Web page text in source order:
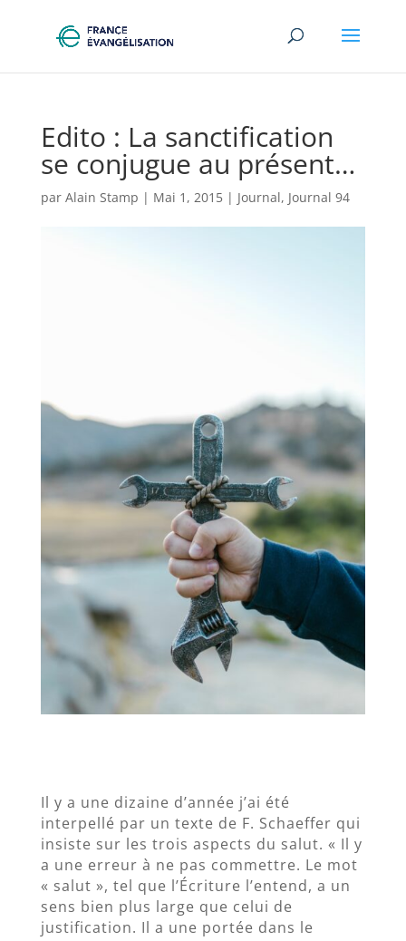
Edito : La sanctification
se conjugue au présent…
par Alain Stamp | Mai 1, 2015| Journal, Journal 94
Il y a une dizaine d’année j’ai été
interpellé par un texte de F. Schaeffer qui
insiste sur les trois aspects du salut. « Il y
a une erreur à ne pas commettre. Le mot
« salut », tel que l’Écriture l’entend, a un
sens bien plus large que celui de
justification. Il a une portée dans le